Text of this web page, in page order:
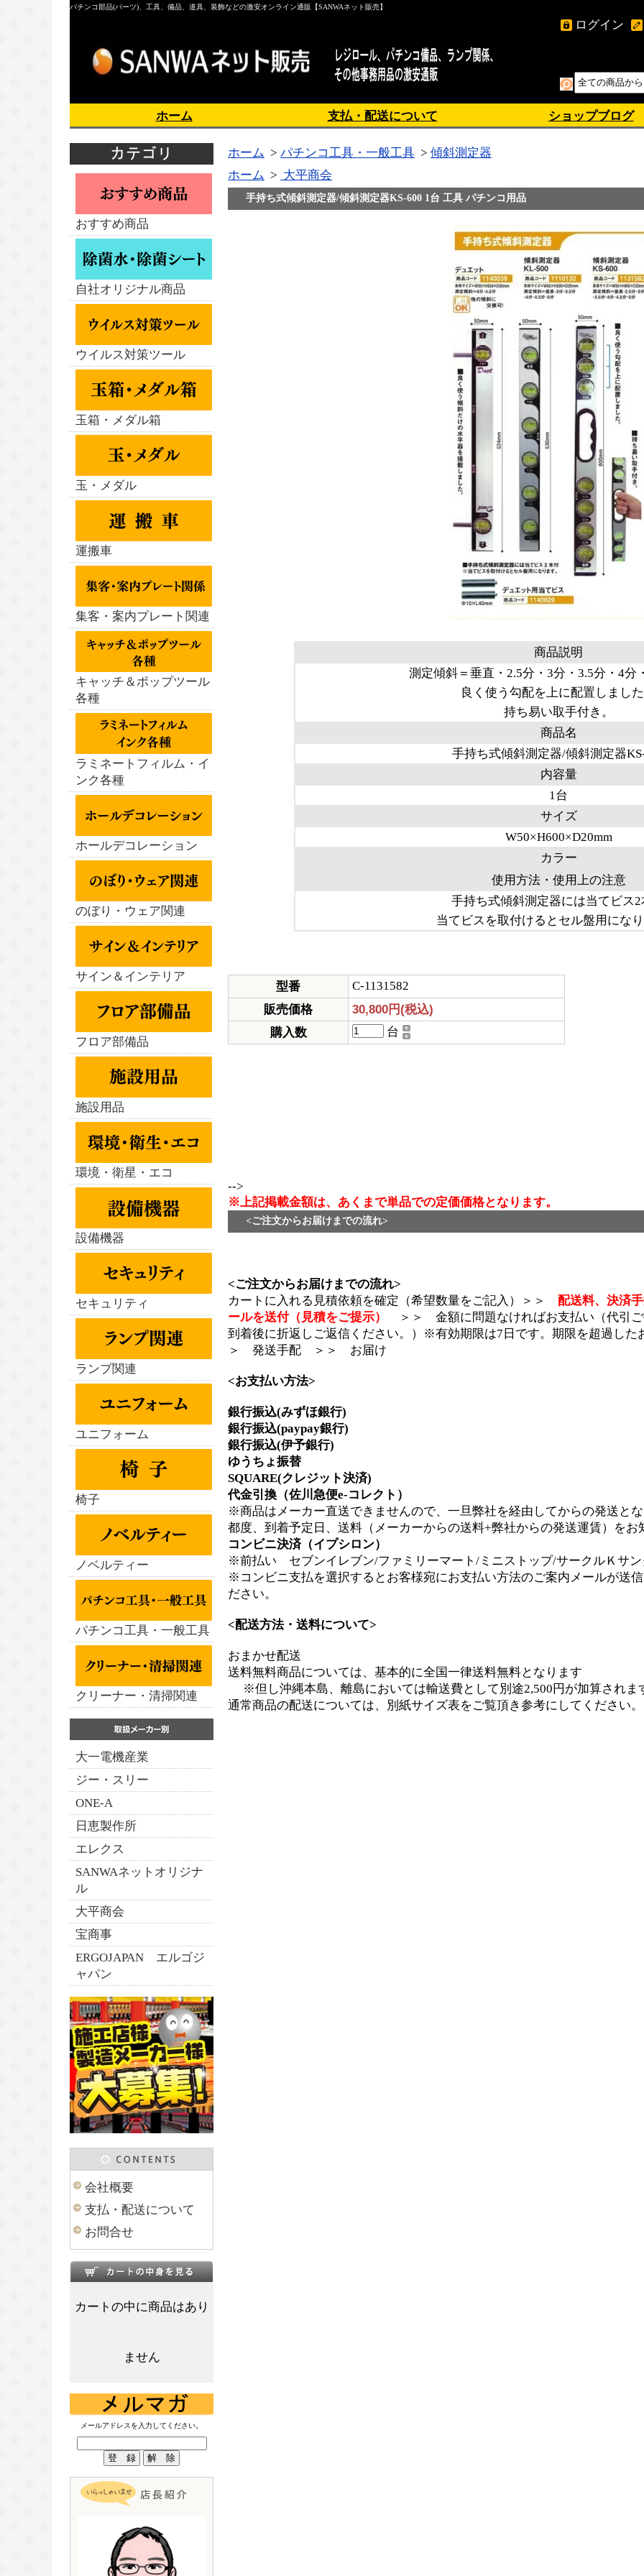
パチンコ部品(パーツ)、工具、備品、道具、装飾などの激安オンライン通販【SANWAネット販売】
ログイン
ホーム 支払・配送について ショップブログ
おすすめ商品
自社オリジナル商品
ウイルス対策ツール
玉箱・メダル箱
玉・メダル
運搬車
集客・案内プレート関連
キャッチ＆ポップツール
各種
ラミネートフィルム・イ
ンク各種
ホールデコレーション
のぼり・ウェア関連
サイン＆インテリア
フロア部備品
施設用品
環境・衛星・エコ
設備機器
セキュリティ
ランプ関連
ユニフォーム
椅子
ノベルティー
パチンコ工具・一般工具
クリーナー・清掃関連
大一電機産業
ジー・スリー
ONE-A
日恵製作所
エレクス
SANWAネットオリジナ
ル
大平商会
宝商事
ERGOJAPAN エルゴジ
ャパン
会社概要
支払・配送について
お問合せ
カートの中に商品はあり
ません
メールアドレスを入力してください。
ホーム > パチンコ工具・一般工具 > 傾斜測定器
ホーム > 大平商会
手持ち式傾斜測定器/傾斜測定器KS-600 1台 工具 パチンコ用品
商品説明
測定傾斜＝垂直・2.5分・3分・3.5分・4分
良く使う勾配を上に配置しまし
持ち易い取手付き。
商品名
手持ち式傾斜測定器/傾斜測定器
内容量
1台
サイズ
W50×H600×D20mm
カラー
使用方法・使用上の注意
手持ち式傾斜測定器には当てビス2
当てビスを取付けるとセル盤用にな
型番
C-1131582
販売価格
30,800円(税込)
購入数
台
-->
※上記掲載金額は、あくまで単品での定価価格となります。
<ご注文からお届けまでの流れ>
<ご注文からお届けまでの流れ>
カートに入れる見積依頼を確定（希望数量をご記入）＞＞ 配送料、決済
ールを送付（見積をご提示）
＞＞ 金額に問題なければお支払い（代引
到着後に折返しご返信ください。）※有効期限は7日です。期限を超過し
＞ 発送手配 ＞＞ お届け
<お支払い方法>
銀行振込(みずほ銀行)
銀行振込(paypay銀行)
銀行振込(伊予銀行)
ゆうちょ振替
SQUARE(クレジット決済)
代金引換（佐川急便e-コレクト）
※商品はメーカー直送できませんので、一旦弊社を経由してからの発送と
都度、到着予定日、送料（メーカーからの送料+弊社からの発送運賃）をお
コンビニ決済（イプシロン）
※前払い セブンイレブン/ファミリーマート/ミニストップ/サークルＫサン
※コンビニ支払を選択するとお客様宛にお支払い方法のご案内メールが送
ださい。
<配送方法・送料について>
おまかせ配送
送料無料商品については、基本的に全国一律送料無料となります
※但し沖縄本島、離島においては輸送費として別途2,500円が加算されま
通常商品の配送については、別紙サイズ表をご覧頂き参考にしてください。